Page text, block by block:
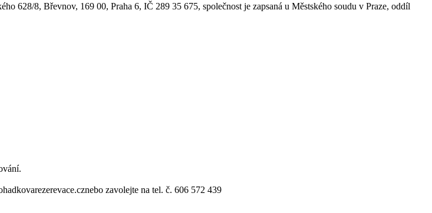
628/8, Břevnov, 169 00, Praha 6, IČ 289 35 675, společnost je zapsaná u Městského soudu v Praze, oddíl
zavolejte na tel. č. 606 572 439